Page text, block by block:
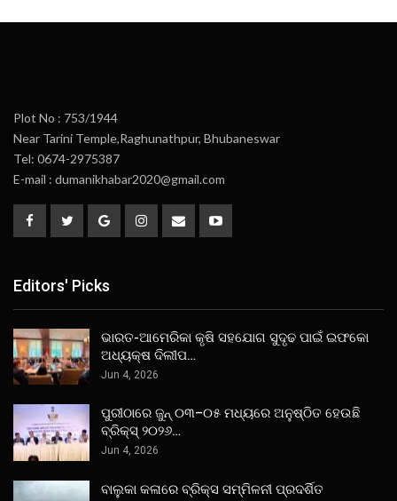
Plot No : 753/1944
Near Tarini Temple,Raghunathpur, Bhubaneswar
Tel: 0674-2975387
E-mail : dumanikhabar2020@gmail.com
Editors' Picks
ଭାରତ-ଆମେରିକା କୃଷି ସହଯୋଗ ସୁଦୃଢ ପାଇଁ ଇଫକୋ
ଅଧ୍ୟକ୍ଷ ଦିଲୀପ…
Jun 4, 2026
ପୁରୀଠାରେ ଜୁନ୍ ୦୩–୦୫ ମଧ୍ୟରେ ଅନୁଷ୍ଠିତ ହେଉଛି
ବ୍ରିକ୍ସ୍ ୨୦୨୬…
Jun 4, 2026
ବାଲୁକା କଳାରେ ବ୍ରିକ୍ସ ସମ୍ମିଳନୀ ପ୍ରଦର୍ଶିତ